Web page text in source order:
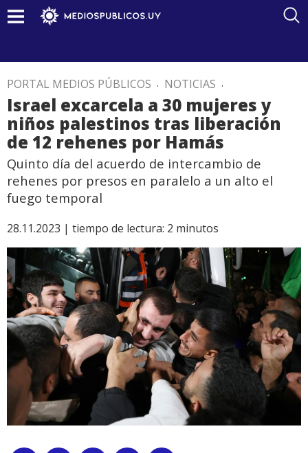
PORTAL MEDIOS PÚBLICOS . NOTICIAS .
Israel excarcela a 30 mujeres y
niños palestinos tras liberación
de 12 rehenes por Hamás
Quinto día del acuerdo de intercambio de
rehenes por presos en paralelo a un alto el
fuego temporal
28.11.2023 | tiempo de lectura: 2 minutos